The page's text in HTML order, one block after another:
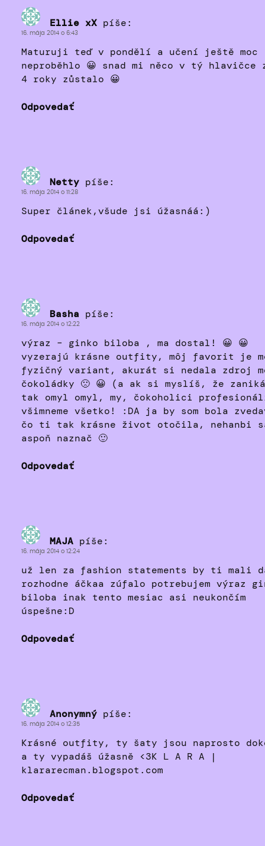
Ellie xX píše:
16. mája 2014 o 6:43
Maturuji teď v pondělí a učení ještě moc
neproběhlo 😀 snad mi něco v tý hlavičce
4 roky zůstalo 😀
Odpovedať
Netty píše:
16. mája 2014 o 11:28
Super článek,všude jsi úžasnáá:)
Odpovedať
Basha píše:
16. mája 2014 o 12:22
výraz – ginko biloba , ma dostal! 😀 😀
vyzerajú krásne outfity, môj favorit je
fyzičný variant, akurát si nedala zdroj
čokoládky 🙁 😀 (a ak si myslíš, že
tak omyl omyl, my, čokoholici
všimneme všetko! :DA ja by som bola
čo ti tak krásne život otočila, nehanbi
aspoň naznač 🙂
Odpovedať
MAJA píše:
16. mája 2014 o 12:24
už len za fashion statements by ti mali
rozhodne áčkaa zúfalo potrebujem výraz
biloba inak tento mesiac asi neukončím
úspešne:D
Odpovedať
Anonymný píše:
16. mája 2014 o 12:35
Krásné outfity, ty šaty jsou naprosto
a ty vypadáš úžasně <3K L A R A |
klararecman.blogspot.com
Odpovedať